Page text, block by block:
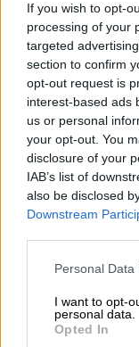
If you wish to opt-
processing of your
targeted
section to confirm
opt-out request is
interest-based ads
us or personal
your opt-out. You
disclosure of your
IAB’s list of
also be disclosed
Downstream
Please note that
not limited to your
grant or deny
use your data for
Personal
I want to opt-
personal data.
Opted In
ανηκούσης
δυνάμει του
του Λονδίνου
Και
ανάγκη της
συμφερόντων
αφορμή
Άγγλοι
μη έχοντες
Βόρεια
μόνιμος
Μεγάλης
σε επιστολή